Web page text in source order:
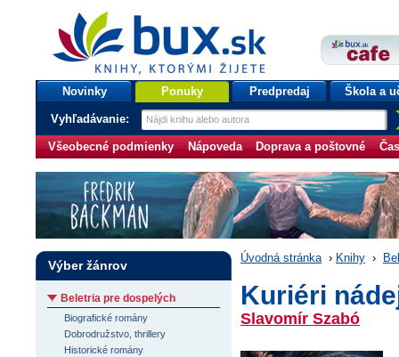
bux.sk
knihy, ktorými žijete
Úvodná stránka
Novinky Ponuky Predpredaj Škola a
Vyhľadávanie:
Všeobecné podmienky Nápoveda Doprava a poštovné
Úvodná stránka › Knihy ›
Kuriéri
Slavomír Szabó
Výber žánrov
Beletria pre dospelých
Biografické romány
Dobrodružstvo, thrillery
Historické romány